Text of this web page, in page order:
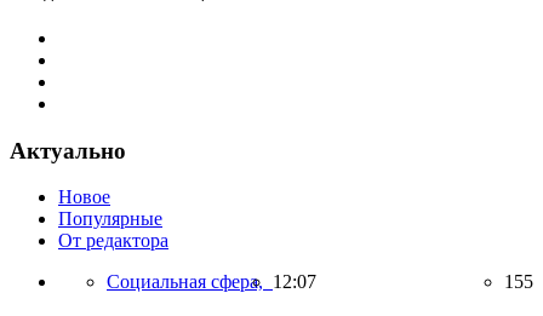
Актуально
Новое
Популярные
От редактора
Социальная сфера, 12:07 155